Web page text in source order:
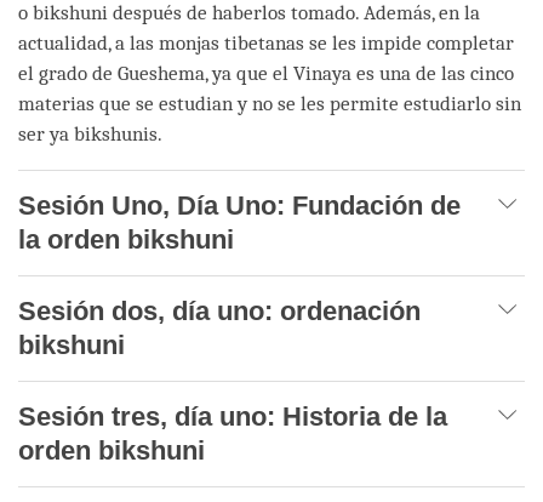
o bikshuni después de haberlos tomado. Además, en la
actualidad, a las monjas tibetanas se les impide completar
el grado de Gueshema, ya que el Vinaya es una de las cinco
materias que se estudian y no se les permite estudiarlo sin
ser ya bikshunis.
Sesión Uno, Día Uno: Fundación de
la orden bikshuni
Sesión dos, día uno: ordenación
bikshuni
Sesión tres, día uno: Historia de la
orden bikshuni